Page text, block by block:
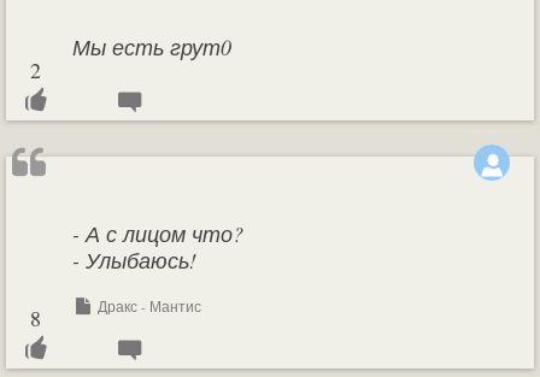
Мы есть грут0
2
- А с лицом что?
- Улыбаюсь!
Дракс - Мантис
8